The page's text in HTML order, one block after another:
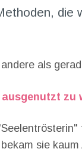
die
als
zu
sie